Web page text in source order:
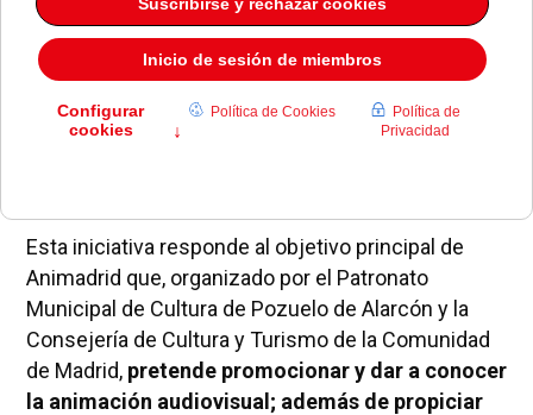
cortometrajes de animación centradas en el
agua y el desarrollo sostenido que se pueden
disfrutar en este evento internacional, algunas
de las cuales serán proyectadas también
durante el festival que se celebrará a finales de
Esta iniciativa responde al objetivo principal de
Animadrid que, organizado por el Patronato
Municipal de Cultura de Pozuelo de Alarcón y la
Consejería de Cultura y Turismo de la Comunidad
de Madrid, pretende promocionar y dar a conocer
la animación audiovisual; además de propiciar